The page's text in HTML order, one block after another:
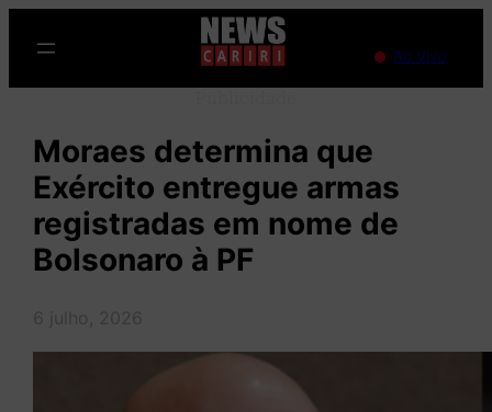
para
o
Ao Vivo
Moraes determina que
Exército entregue armas
registradas em nome de
Bolsonaro à PF
6 julho, 2026